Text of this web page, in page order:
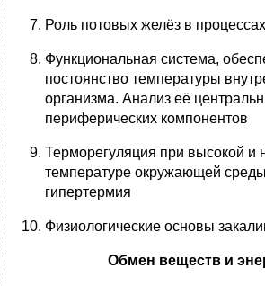
Роль потовых желёз в
Функциональная система,
постоянство температуры
организма. Анализ её
периферических компонентов
Терморегуляция при высокой и
температуре окружающей
гипертермия
Физиологические основы
Обмен веществ и